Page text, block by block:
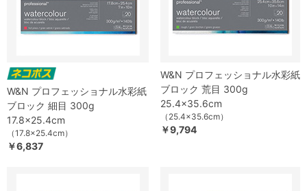
W&N プロフェッショナル水彩紙
ブロック 細目 300g
17.8x25.4cm
（17.8x25.4cm）
￥6,837
W&N プロフェッショナル水彩紙
ブロック 荒目 300g
25.4x35.6cm
（25.4x35.6cm）
￥9,794